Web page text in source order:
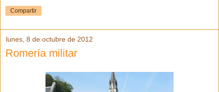
Compartir
lunes, 8 de octubre de 2012
Romería militar